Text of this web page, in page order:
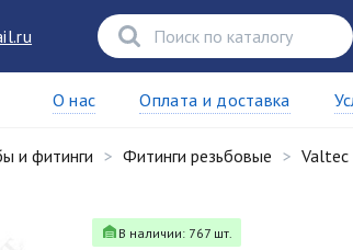
О нас Оплата и доставка
и фитинги Фитинги резьбовые Valtec
В наличии: 767 шт.